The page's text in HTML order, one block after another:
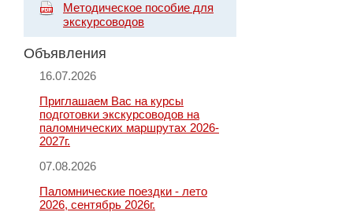
Методическое пособие для
экскурсоводов
Объявления
16.07.2026
Приглашаем Вас на курсы
подготовки экскурсоводов на
паломнических маршрутах 2026-
2027г.
07.08.2026
Паломнические поездки - лето
2026, сентябрь 2026г.